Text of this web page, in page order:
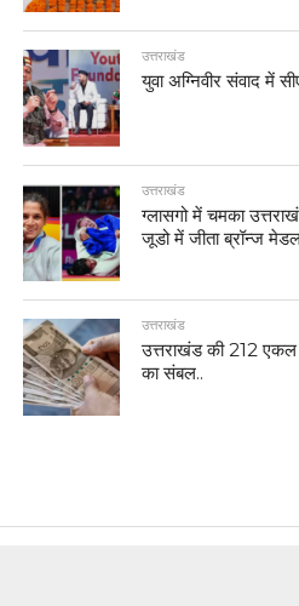
उत्तराखंड
युवा अग्निवीर संवाद में
उत्तराखंड
ग्लासगो में चमका
जूडो में जीता ब्रॉन्ज
उत्तराखंड
उत्तराखंड की 212 एकल
का संबल..